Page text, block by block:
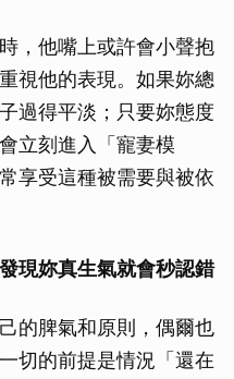
，他嘴上或許會小聲抱
視他的表現。如果妳總
過得平淡；只要妳態度
立刻進入「寵妻模
享受這種被需要與被依
現妳真生氣就會秒認錯
的脾氣和原則，偶爾也
切的前提是情況「還在